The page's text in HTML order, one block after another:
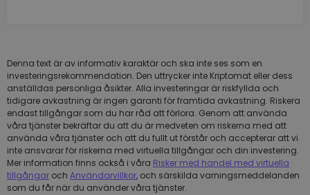
Denna text är av informativ karaktär och ska inte ses som en
investeringsrekommendation. Den uttrycker inte Kriptomat eller dess
anställdas personliga åsikter. Alla investeringar är riskfyllda och
tidigare avkastning är ingen garanti för framtida avkastning. Riskera
endast tillgångar som du har råd att förlora. Genom att använda
våra tjänster bekräftar du att du är medveten om riskerna med att
använda våra tjänster och att du fullt ut förstår och accepterar att vi
inte ansvarar för riskerna med virtuella tillgångar och din investering.
Mer information finns också i våra Risker med handel med virtuella
tillgångar och Användarvillkor, och särskilda varningsmeddelanden
som du får när du använder våra tjänster.